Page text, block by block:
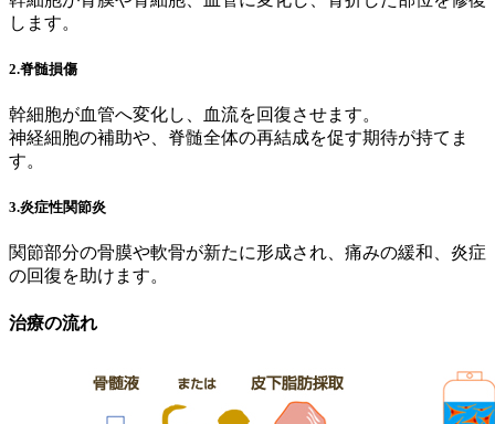
します。
2.脊髄損傷
幹細胞が血管へ変化し、血流を回復させます。
神経細胞の補助や、脊髄全体の再結成を促す期待が持てま
す。
3.炎症性関節炎
関節部分の骨膜や軟骨が新たに形成され、痛みの緩和、炎症
の回復を助けます。
治療の流れ